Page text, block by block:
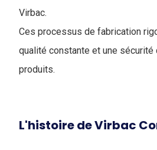
Virbac.
Ces processus de fabrication
qualité constante et une sécurité
produits.
L'histoire de Virbac